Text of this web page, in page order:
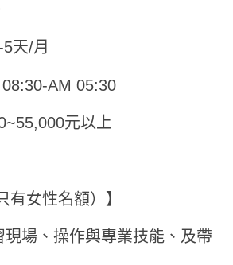
天/月
08:30-AM 05:30
元以上
有女性名額）】
現場、操作與專業技能、及帶